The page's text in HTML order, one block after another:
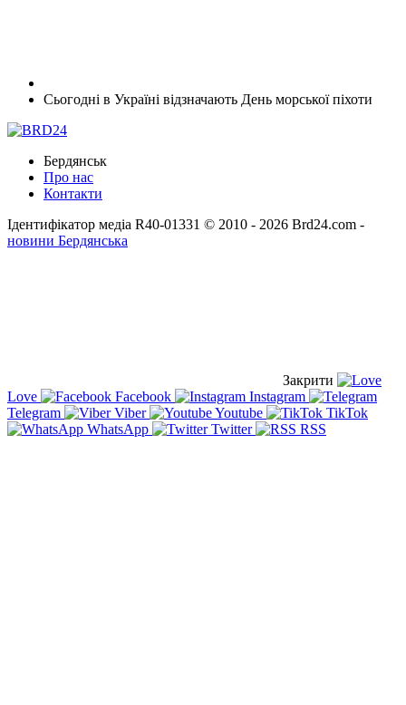
Сьогодні в Україні відзначають День морської піхоти
Бердянськ
Про нас
Контакти
Ідентифікатор медіа R40-01331 © 2010 - 2026 Brd24.com -
новини Бердянська
Закрити
Love
Facebook
Instagram
Telegram
Viber Youtube
TikTok
WhatsApp
Twitter RSS